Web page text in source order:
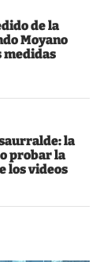
de la
Moyano
medidas
la
probar la
los videos